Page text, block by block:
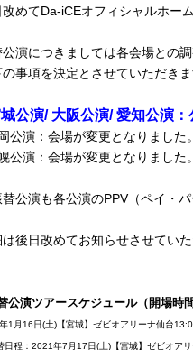
めてDa-iCEオフィシャルホー
演につきましては各会場との調
の事項を決定とさせていただき
公演/ 大阪公演/ 愛知公演
公演：会場が変更となりました
公演：会場が変更となりました。
公演も各公演のPPV（ペイ・
後日改めてお知らせさせていた
公演ツアースケジュール（開場時
1月16日(土)【宮城】ゼビオアリーナ仙台
日程：2021年7月17日(土)【宮城】ゼビオア